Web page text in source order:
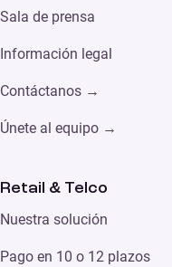
Sala de prensa
Información legal
Contáctanos →
Únete al equipo →
Retail & Telco
Nuestra solución
Pago en 10 o 12 plazos